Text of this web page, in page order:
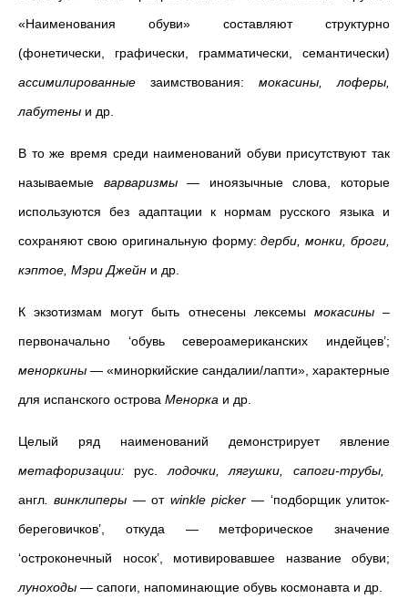
«Наименования обуви» составляют структурно
(фонетически, графически, грамматически, семантически)
ассимилированные заимствования: мокасины, лоферы,
лабутены и др.
В то же время среди наименований обуви присутствуют так
называемые варваризмы— иноязычные слова, которые
используются без адаптации к нормам русского языка и
сохраняют свою оригинальную форму:дерби, монки, броги,
кэптое, Мэри Джейн и др.
К экзотизмам могут быть отнесены лексемы мокасины–
первоначально ‘обувь североамериканских индейцев’;
меноркины — «миноркийские сандалии/лапти», характерные
для испанского острова Менорка и др.
Целый ряд наименований демонстрирует явление
метафоризации: рус.
лодочки, лягушки, сапоги-трубы,
англ . винклиперы — от winkle picker— ‘подборщик улиток-
береговичков’, откуда — метфорическое значение
‘остроконечный носок’, мотивировавшее название обуви;
луноходы — сапоги, напоминающие обувь космонавта и др.